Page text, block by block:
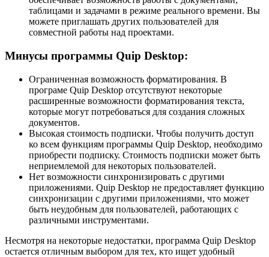
таблицами и задачами в режиме реального времени. Вы
можете приглашать других пользователей для
совместной работы над проектами.
Минусы программы Quip Desktop:
Ограниченная возможность форматирования. В
програме Quip Desktop отсутствуют некоторые
расширенные возможности форматирования текста,
которые могут потребоваться для создания сложных
документов.
Высокая стоимость подписки. Чтобы получить доступ
ко всем функциям программы Quip Desktop, необходимо
приобрести подписку. Стоимость подписки может быть
неприемлемой для некоторых пользователей.
Нет возможности синхронизировать с другими
приложениями. Quip Desktop не предоставляет функцию
синхронизации с другими приложениями, что может
быть неудобным для пользователей, работающих с
различными инструментами.
Несмотря на некоторые недостатки, программа Quip Desktop
остается отличным выбором для тех, кто ищет удобный